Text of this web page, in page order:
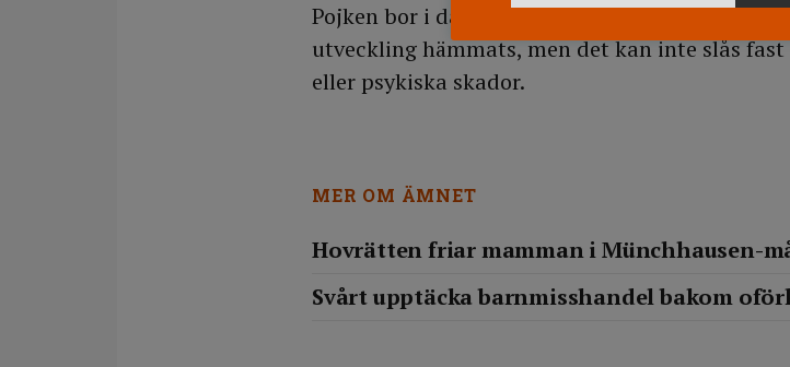
Pojken bor i dag hos sin pappa och uppges må
utveckling hämmats, men det kan inte slås
eller psykiska skador.
MER OM ÄMNET
Hovrätten friar mamman i Münchhausen-
Svårt upptäcka barnmisshandel bakom